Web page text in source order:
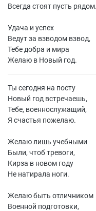
Всегда стоят пусть рядом.
Удача и успех
Ведут за взводом взвод,
Тебе добра и мира
Желаю в Новый год.
Ты сегодня на посту
Новый год встречаешь,
Тебе, военнослужащий,
Я счастья пожелаю.
Желаю лишь учебными
Были, чтоб тревоги,
Кирза в новом году
Не натирала ноги.
Желаю быть отличником
Военной подготовки,